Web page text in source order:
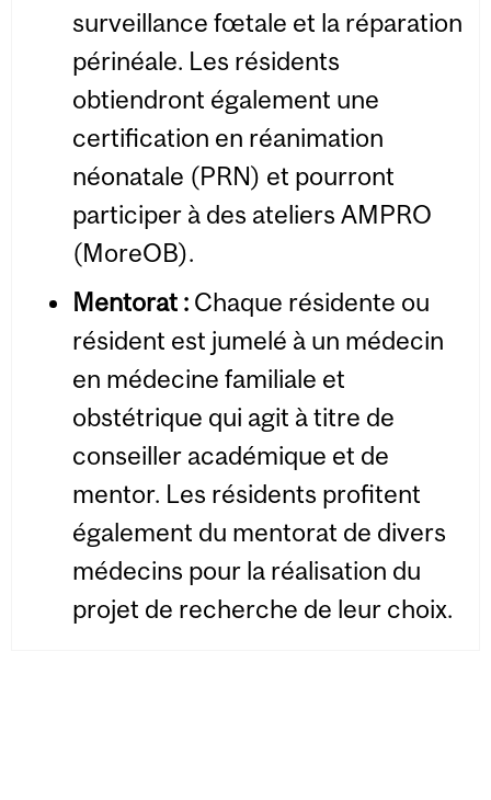
surveillance fœtale et la réparation
périnéale. Les résidents
obtiendront également une
certification en réanimation
néonatale (PRN) et pourront
participer à des ateliers AMPRO
(MoreOB).
Mentorat:Chaque résidente ou
résident est jumelé à un médecin
en médecine familiale et
obstétrique qui agit à titre de
conseiller académique et de
mentor. Les résidents profitent
également du mentorat de divers
médecins pour la réalisation du
projet de recherche de leur choix.